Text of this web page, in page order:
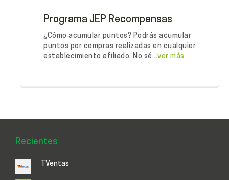
Programa JEP Recompensas
¿Cómo acumular puntos? Podrás acumular
puntos por compras realizadas en cualquier
establecimiento afiliado. No sé...ver más
Recientes
TVentas